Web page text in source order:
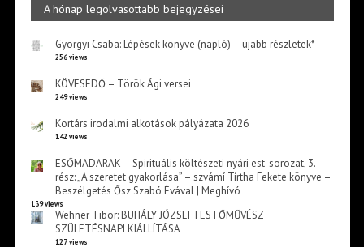
A hónap legolvasottabb bejegyzései
Györgyi Csaba: Lépések könyve (napló) – újabb részletek*
256 views
KÖVESEDŐ – Török Ági versei
249 views
Kortárs irodalmi alkotások pályázata 2026
142 views
ESŐMADARAK – Spirituális költészeti nyári est-sorozat, 3.
rész: „A szeretet gyakorlása” – szvámí Tírtha Fekete könyve –
Beszélgetés Ősz Szabó Évával | Meghívó
139 views
Wehner Tibor: BUHÁLY JÓZSEF FESTŐMŰVÉSZ
SZÜLETÉSNAPI KIÁLLÍTÁSA
127 views